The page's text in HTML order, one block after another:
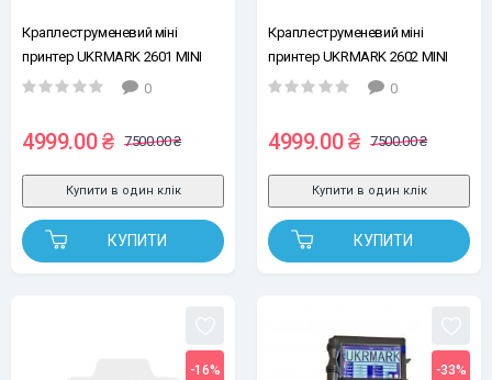
Краплеструменевий міні
принтер UKRMARK 2601 MINI
12,7мм, синій
0
4999.00 ₴ 7500.00 ₴
КУПИТИ
Купити в один клік
Краплеструменевий міні
принтер UKRMARK 2602 MINI
12,7мм, чорний
0
4999.00 ₴ 7500.00 ₴
КУПИТИ
Купити в один клік
-16% -33%